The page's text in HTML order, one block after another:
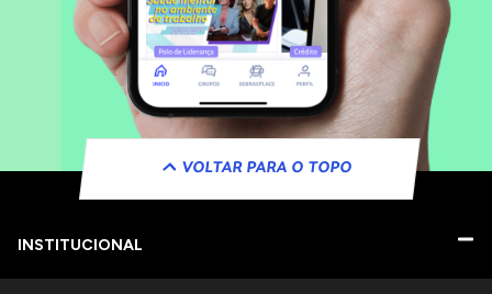
VOLTAR PARA O TOPO
INSTITUCIONAL